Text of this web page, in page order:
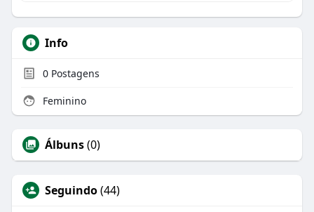
Info
0Postagens
Feminino
Álbuns(0)
Seguindo(44)